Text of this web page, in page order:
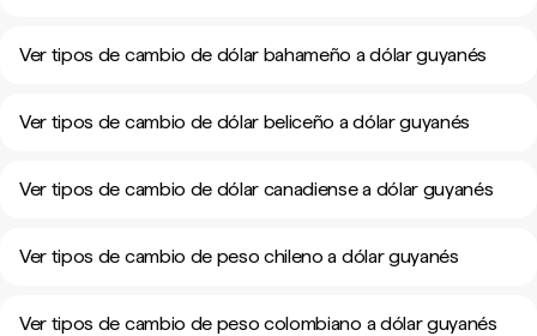
Ver tipos de cambio de dólar bahameño a dólar guyanés
Ver tipos de cambio de dólar beliceño a dólar guyanés
Ver tipos de cambio de dólar canadiense a dólar guyanés
Ver tipos de cambio de peso chileno a dólar guyanés
Ver tipos de cambio de peso colombiano a dólar guyanés